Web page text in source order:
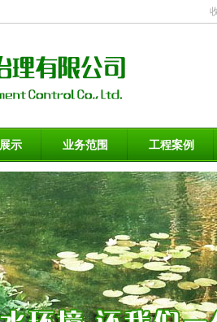
示 业务范围 工程案例